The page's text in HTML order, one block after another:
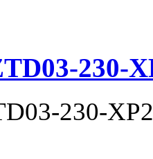
230-
230-